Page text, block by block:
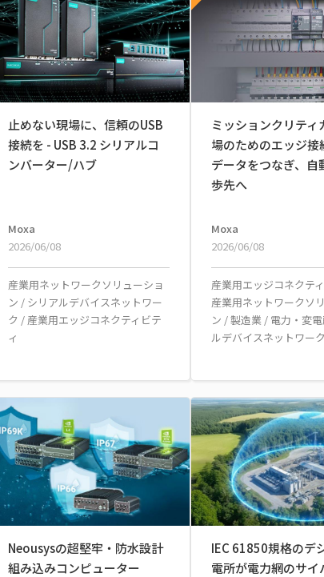
止めない現場に、信頼のUSB
接続を - USB 3.2 シリアルコ
ンバーター/ハブ
Moxa
2026/06/08
産業用ネットワークソリューショ
ン / シリアルデバイスネットワー
ク / 産業用エッジコネクティビテ
ィ
ミッションクリティ
場のためのエッジ接
データをつなぎ、自
歩先へ
Moxa
2026/06/08
産業用エッジコネクテ
産業用ネットワークソ
ン /製造業 / 電力・変
ルデバイスネットワーク
Neousysの超堅牢・防水設計
組み込みコンピューター
IEC 61850規格のデ
電所が電力網のサイ